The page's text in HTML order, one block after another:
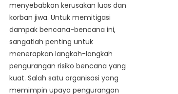
menyebabkan kerusakan luas dan
korban jiwa. Untuk memitigasi
dampak bencana-bencana ini,
sangatlah penting untuk
menerapkan langkah-langkah
pengurangan risiko bencana yang
kuat. Salah satu organisasi yang
memimpin upaya pengurangan